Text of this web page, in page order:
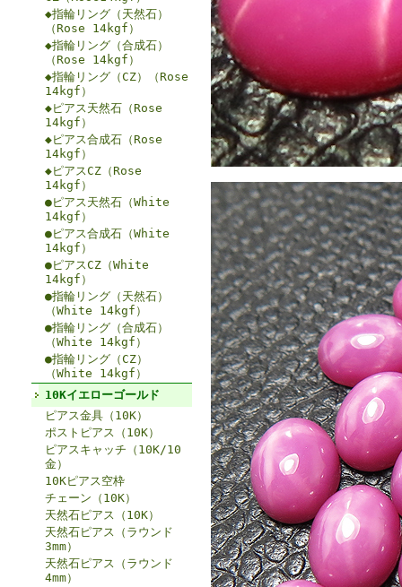
◆指輪リング（天然石）
（Rose 14kgf）
◆指輪リング（合成石）
（Rose 14kgf）
◆指輪リング（CZ）（Rose
14kgf）
◆ピアス天然石（Rose
14kgf）
◆ピアス合成石（Rose
14kgf）
◆ピアスCZ（Rose
14kgf）
●ピアス天然石（White
14kgf）
●ピアス合成石（White
14kgf）
●ピアスCZ（White
14kgf）
●指輪リング（天然石）
（White 14kgf）
●指輪リング（合成石）
（White 14kgf）
●指輪リング（CZ）
（White 14kgf）
10Kイエローゴールド
ピアス金具（10K）
ポストピアス（10K）
ピアスキャッチ（10K/10
金）
10Kピアス空枠
チェーン（10K）
天然石ピアス（10K）
天然石ピアス（ラウンド
3mm）
天然石ピアス（ラウンド
4mm）